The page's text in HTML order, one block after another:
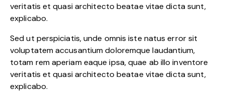
veritatis et quasi architecto beatae vitae dicta sunt,
explicabo.
Sed ut perspiciatis, unde omnis iste natus error sit
voluptatem accusantium doloremque laudantium,
totam rem aperiam eaque ipsa, quae ab illo inventore
veritatis et quasi architecto beatae vitae dicta sunt,
explicabo.